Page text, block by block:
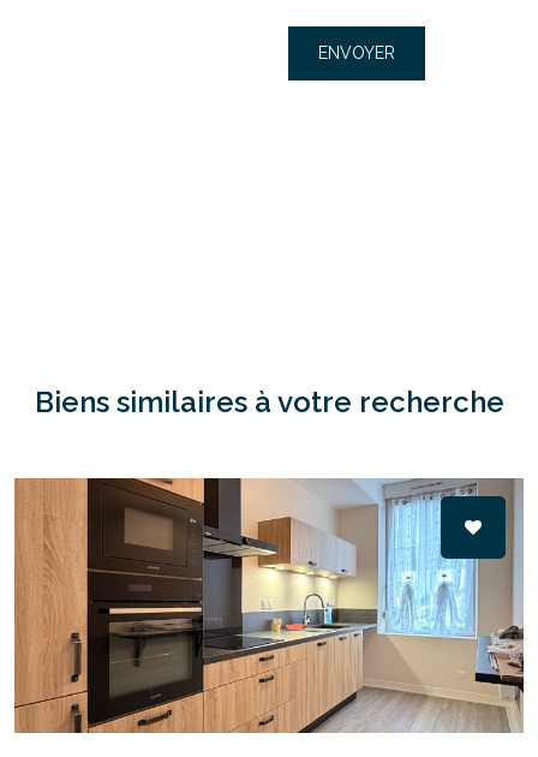
ENVOYER
Biens similaires à votre recherche